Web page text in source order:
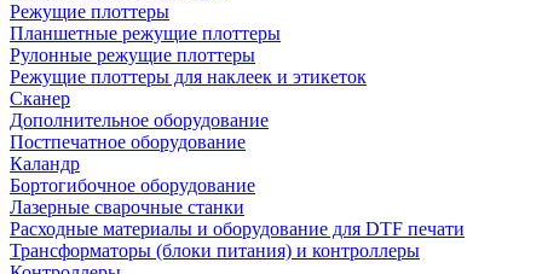
Режущие плоттеры
Планшетные режущие плоттеры
Рулонные режущие плоттеры
Режущие плоттеры для наклеек и этикеток
Сканер
Дополнительное оборудование
Постпечатное оборудование
Каландр
Бортогибочное оборудование
Лазерные сварочные станки
Расходные материалы и оборудование для DTF печати
Трансформаторы (блоки питания) и контроллеры